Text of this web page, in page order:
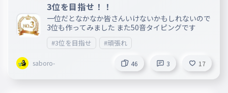
3位を目指せ！！
一位だとなかなか皆さんいけないかもしれないので
3位も作ってみました また50音タイピングです
#3位を目指せ #頑張れ
saboro- 46 3 17